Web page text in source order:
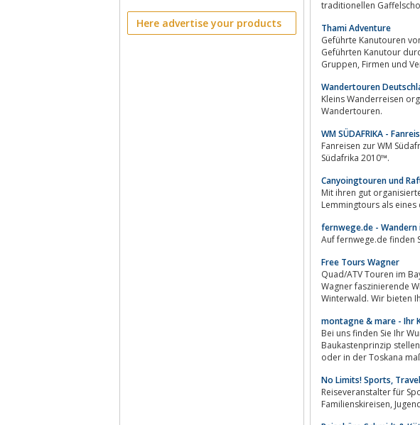
Here advertise your products
Thami Adventure
Geführte Kanutouren
Geführten Kanutour durch die urwüchsigen
Wandertouren
Kleins Wanderreisen organisiert
Wandertouren.
WM SÜDAFRIKA -
Fanreisen zur WM
Südafrika 2010™.
Canyoingtouren und
Mit ihren gut
Lemmingtours als
fernwege.de - Wandern
Free Tours Wagner
Quad/ATV Touren im
Wagner faszinierende
Winterwald. Wir bieten
montagne & mare - Ihr
Bei uns finden Sie Ihr
Baukastenprinzip stellen wir für Sie Ihren Urlaub
oder in der Toskana
No Limits! Sports,
Reiseveranstalter für